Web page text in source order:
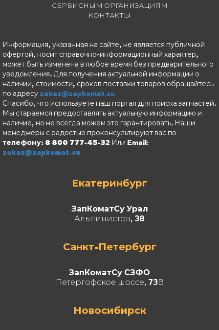
СЕРВИСНЫМ ОРГАНИЗАЦИЯМ
КОНТАКТЫ
Информация, указанная на сайте, не является публичной
офертой, носит справочно-информационный характер,
может быть изменена в любое время без предварительного
уведомления. Для получения актуальной информации о
наличии, стоимости, сроков поставки товаров обращайтесь
по адресу zakaz@zapkomat.su
Спасибо, что используете наш портал для поиска запчастей.
Мы стараемся предоставлять актуальную информацию и
наличие, но не всегда можем это гарантировать. Наши
менеджеры с радостью проконсультируют вас по
телефону: 8 800 777-45-32 Или Email:
zakaz@zapkomat.su
Екатеринбург
ЗапКоматСу Урал
Альпинистов, 38
Санкт-Петербург
ЗапКоматСу СЗФО
Петергофское шоссе, 73В
Новосибирск